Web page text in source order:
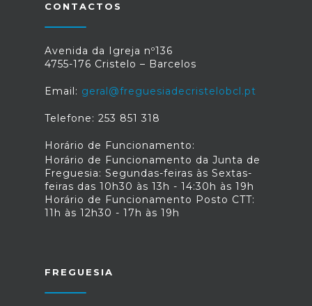
CONTACTOS
Avenida da Igreja nº136
4755-176 Cristelo – Barcelos
Email: geral@freguesiadecristelobcl.pt
Telefone: 253 851 318
Horário de Funcionamento:
Horário de Funcionamento da Junta de
Freguesia: Segundas-feiras às Sextas-
feiras das 10h30 às 13h - 14:30h às 19h
Horário de Funcionamento Posto CTT:
11h às 12h30 - 17h às 19h
FREGUESIA